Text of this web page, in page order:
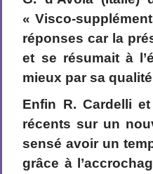
« Visco-
réponses car la
et se résumait à
mieux par sa
Enfin R. Cardelli
récents sur un
sensé avoir un
grâce à